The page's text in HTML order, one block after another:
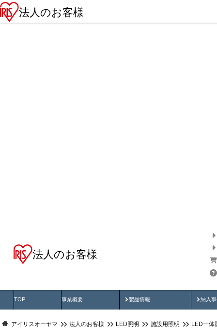
法人のお客様
法人のお客様
TOP 事業概要 製品情報
製品動画 納入
納
アイリスオーヤマ 法人のお客様 LED照明 施設用照明 LED一体